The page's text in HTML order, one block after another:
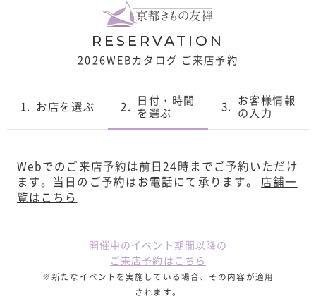
RESERVATION
2026WEBカタログ ご来店予約
1. お店を選ぶ 2. 日付・時間
を選ぶ 3. お客様情報
の入力
Webでのご来店予約は前日24時までご予約いただけ
ます。 当日のご予約はお電話にて承ります。 店舗一
覧はこちら
開催中のイベント期間以降の
ご来店予約はこちら
※新たなイベントを実施している場合、その内容が適用
されます。